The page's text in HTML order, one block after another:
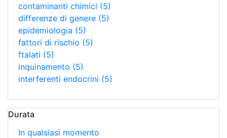
contaminanti chimici (5)
differenze di genere (5)
epidemiologia (5)
fattori di rischio (5)
ftalati (5)
inquinamento (5)
interferenti endocrini (5)
Durata
In qualsiasi momento